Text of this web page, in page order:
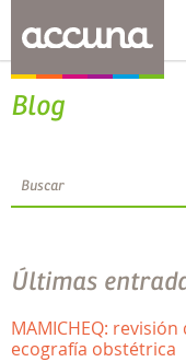
Blog
Últimas
MAMICHEQ:
ecografía obstétrica